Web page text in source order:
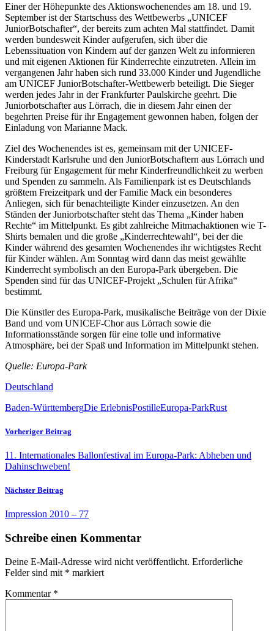
Einer der Höhepunkte des Aktionswochenendes am 18. und 19.
September ist der Startschuss des Wettbewerbs „UNICEF
JuniorBotschafter“, der bereits zum achten Mal stattfindet. Damit
werden bundesweit Kinder aufgerufen, sich über die
Lebenssituation von Kindern auf der ganzen Welt zu informieren
und mit eigenen Aktionen für Kinderrechte einzutreten. Allein im
vergangenen Jahr haben sich rund 33.000 Kinder und Jugendliche
am UNICEF JuniorBotschafter-Wettbewerb beteiligt. Die Sieger
werden jedes Jahr in der Frankfurter Paulskirche geehrt. Die
Juniorbotschafter aus Lörrach, die in diesem Jahr einen der
begehrten Preise für ihr Engagement gewonnen haben, folgen der
Einladung von Marianne Mack.
Ziel des Wochenendes ist es, gemeinsam mit der UNICEF-
Kinderstadt Karlsruhe und den JuniorBotschaftern aus Lörrach und
Freiburg für Engagement für mehr Kinderfreundlichkeit zu werben
und Spenden zu sammeln. Als Familienpark ist es Deutschlands
größtem Freizeitpark und der Familie Mack ein besonderes
Anliegen, sich für benachteiligte Kinder einzusetzen. An den
Ständen der Juniorbotschafter steht das Thema „Kinder haben
Rechte“ im Mittelpunkt. Es gibt zahlreiche Mitmachaktionen wie T-
Shirts bemalen und die große „Kinderrechtewahl“, bei der die
Kinder während des gesamten Wochenendes ihr wichtigstes Recht
für Kinder wählen. Am Sonntag wird dann das meist gewählte
Kinderrecht symbolisch an den Europa-Park übergeben. Die
Spenden sind für das UNICEF-Projekt „Schulen für Afrika“
bestimmt.
Die Künstler des Europa-Park, musikalische Beiträge von der Dixie
Band und vom UNICEF-Chor aus Lörrach sowie die
Informationsstände sorgen für eine tolle und informative
Atmosphäre, bei der Spaß und Information im Mittelpunkt stehen.
Quelle: Europa-Park
Deutschland
Baden-WürttembergDie ErlebnisPostilleEuropa-ParkRust
Vorheriger Beitrag
11. Internationales Ballonfestival im Europa-Park: Abheben und
Dahinschweben!
Nächster Beitrag
Impression 2010 – 77
Schreibe einen Kommentar
Deine E-Mail-Adresse wird nicht veröffentlicht. Erforderliche
Felder sind mit * markiert
Kommentar *